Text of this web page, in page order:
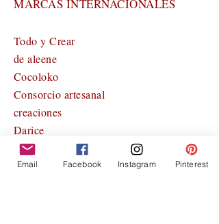
MARCAS INTERNACIONALES
Todo y Crear
de aleene
Cocoloko
Consorcio artesanal
creaciones
Darice
EkHerramientas
Prensa de gel
Email Facebook Instagram Pinterest